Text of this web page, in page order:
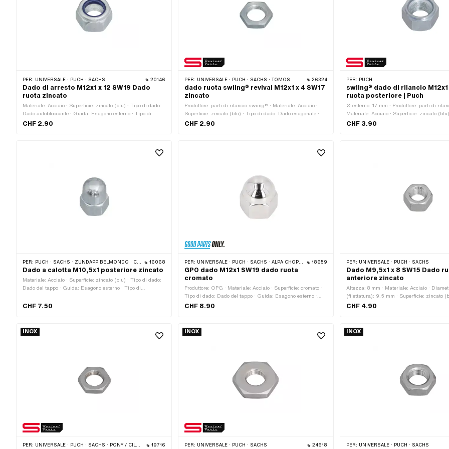
PER: UNIVERSALE · PUCH · SACHS 20146
Dado di arresto M12x1 x 12 SW19 Dado
ruota zincato
Materiale: Acciaio · Superficie: zincato (blu) · Tipo di dado:
Dado autobloccante · Guida: Esagono esterno · Tipo di
filettatura: MF12x1 (filettatura a passo fine) · Altezza: 12
CHF 2.90
PER: UNIVERSALE · PUCH · SACHS · TOMOS 26324
dado ruota swiing® revival M12x1 x 4 SW17
zincato
Produttore: parti di rilancio swiing® · Materiale: Acciaio ·
Superficie: zincato (blu) · Tipo di dado: Dado esagonale ·
Guida: Esagono esterno · Tipo di filettatura: MF12x1
CHF 2.90
PER: PUCH
swiing® dado di rilancio M12x1
ruota posteriore | Puch
Ø esterno: 17 mm · Produttore: parti di
Materiale: Acciaio · Superficie: zincato
Dado esagonale · Guida: Esagono esterno ·
CHF 3.90
PER: PUCH · SACHS · ZÜNDAPP BELMONDO · CILO 16068
Dado a calotta M10,5x1 posteriore zincato
Materiale: Acciaio · Superficie: zincato (blu) · Tipo di dado:
Dado del tappo · Guida: Esagono esterno · Tipo di
mm · Diametro nominale (filettatura): 10.5 mm
CHF 7.50
PER: UNIVERSALE · PUCH · SACHS · ALPA CHOPPER / TURBO 18659
GPO dado M12x1 SW19 dado ruota
cromato
Produttore: OPG · Materiale: Acciaio · Superficie: cromato ·
Tipo di dado: Dado del tappo · Guida: Esagono esterno ·
Tipo di filettatura: MF12x1 (filettatura a passo fine) ·
CHF 8.90
PER: UNIVERSALE · PUCH · SACHS
Dado M9,5x1 x 8 SW15 Dado
anteriore zincato
Altezza: 8 mm · Materiale: Acciaio ·
(filettatura): 9.5 mm · Superficie: zincato
dado: Dado esagonale · Guida: Esagono
CHF 4.90
INOX
PER: UNIVERSALE · PUCH · SACHS · PONY / CILO (BETA 521 E 512) · PIAGGIO 19716
INOX
PER: UNIVERSALE · PUCH · SACHS 24618
INOX
PER: UNIVERSALE · PUCH · SACHS